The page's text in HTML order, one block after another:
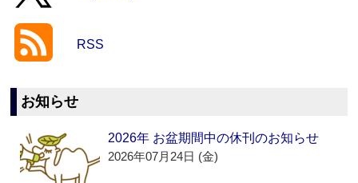
RSS
お知らせ
2026年 お盆期間中の休刊のお知らせ
2026年07月24日 (金)